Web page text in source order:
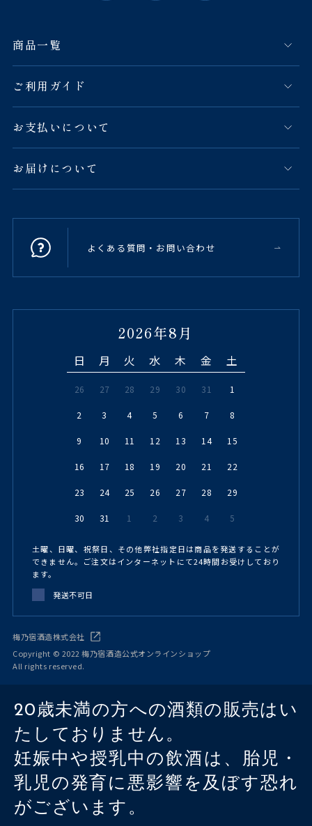
商品一覧
ご利用ガイド
お支払いについて
お届けについて
よくある質問・お問い合わせ
2026年8月
日 月 火 水 木 金 土
26 27 28 29 30 31 1
2 3 4 5 6 7 8
9 10 11 12 13 14 15
16 17 18 19 20 21 22
23 24 25 26 27 28 29
30 31 1 2 3 4 5
土曜、日曜、祝祭日、その他弊社指定日は商品を発送することが
できません。ご注文はインターネットにて24時間お受けしており
ます。
発送不可日
梅乃宿酒造株式会社
Copyright © 2022 梅乃宿酒造公式オンラインショップ
All rights reserved.
20歳未満の方への酒類の販売はい
たしておりません。
妊娠中や授乳中の飲酒は、胎児・
乳児の発育に悪影響を及ぼす恐れ
がございます。